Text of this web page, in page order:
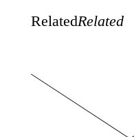
RelatedRelated